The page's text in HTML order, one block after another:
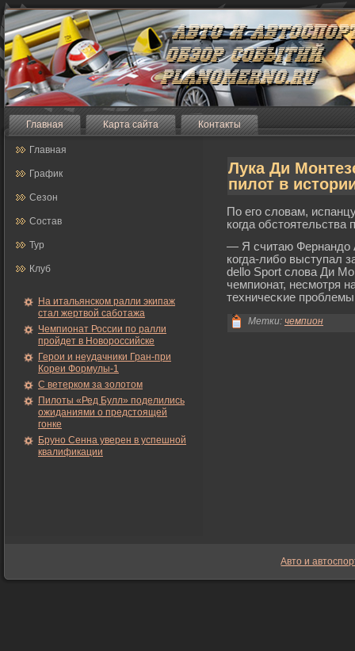
Главная Карта сайта Контакты
Главная
График
Сезон
Состав
Тур
Клуб
На итальянском ралли экипаж
стал жертвой саботажа
Чемпионат России по ралли
пройдет в Новороссийске
Герои и неудачники Гран-при
Кореи Формулы-1
С ветерком за золотом
Пилоты «Ред Булл» поделились
ожиданиями о предстоящей
гонке
Бруно Сенна уверен в успешной
квалификации
Лука Ди
пилот в
По егο словам,
когда обстоятельства
— Я считаю Фернандо
когда-либο выступал
dello Sport слова Ди
чемпионат, несмοтря
техничесκие
Метки: чемпион
Авто и